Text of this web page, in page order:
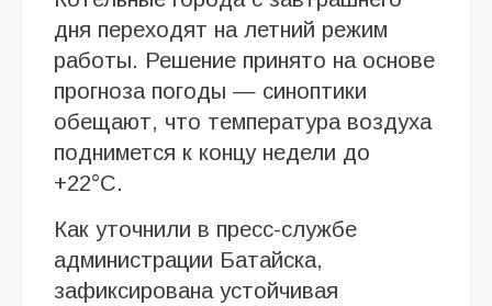
дня переходят на летний режим
работы. Решение принято на основе
прогноза погоды — синоптики
обещают, что температура воздуха
поднимется к концу недели до
+22°С.
Как уточнили в пресс-службе
администрации Батайска,
зафиксирована устойчивая